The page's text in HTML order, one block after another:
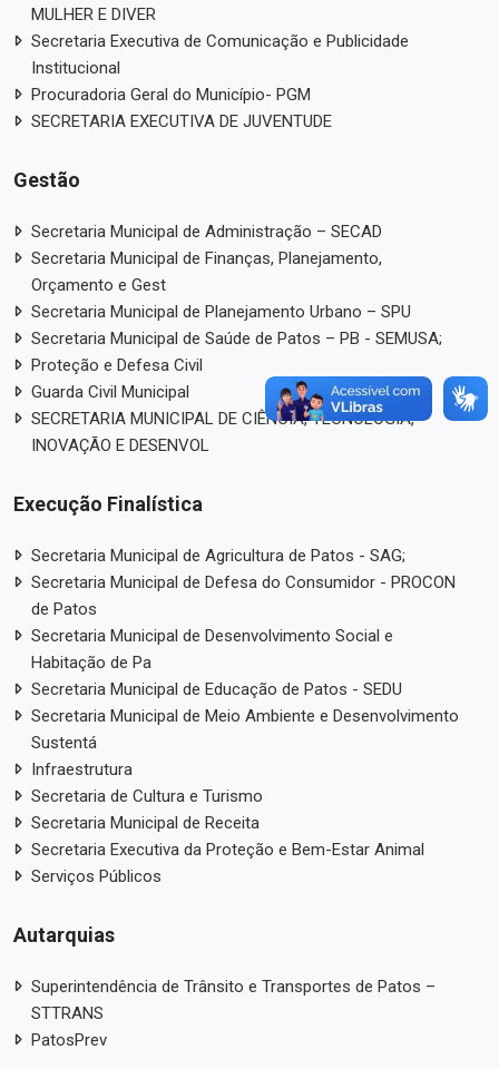
MULHER E DIVER
Secretaria Executiva de Comunicação e Publicidade
Institucional
Procuradoria Geral do Município- PGM
SECRETARIA EXECUTIVA DE JUVENTUDE
Gestão
Secretaria Municipal de Administração – SECAD
Secretaria Municipal de Finanças, Planejamento,
Orçamento e Gest
Secretaria Municipal de Planejamento Urbano – SPU
Secretaria Municipal de Saúde de Patos – PB - SEMUSA;
Proteção e Defesa Civil
Guarda Civil Municipal
SECRETARIA MUNICIPAL DE CIÊNCIA, TECNOLOGIA,
INOVAÇÃO E DESENVOL
Execução Finalística
Secretaria Municipal de Agricultura de Patos - SAG;
Secretaria Municipal de Defesa do Consumidor - PROCON
de Patos
Secretaria Municipal de Desenvolvimento Social e
Habitação de Pa
Secretaria Municipal de Educação de Patos - SEDU
Secretaria Municipal de Meio Ambiente e Desenvolvimento
Sustentá
Infraestrutura
Secretaria de Cultura e Turismo
Secretaria Municipal de Receita
Secretaria Executiva da Proteção e Bem-Estar Animal
Serviços Públicos
Autarquias
Superintendência de Trânsito e Transportes de Patos –
STTRANS
PatosPrev